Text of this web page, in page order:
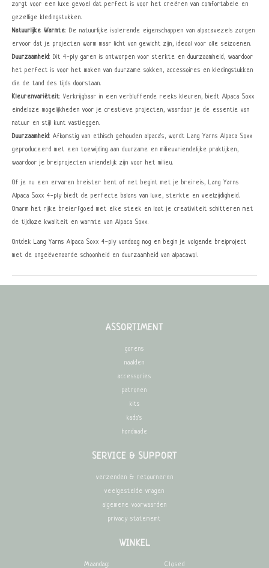
zorgt voor een luxe gevoel dat perfect is voor het creëren van comfortabele en
gezellige kledingstukken.
Natuurlijke Warmte: De natuurlijke isolerende eigenschappen van alpacavezels zorgen
ervoor dat je projecten warm maar licht van gewicht zijn, ideaal voor alle seizoenen.
Duurzaamheid: Dit 4-ply garen is ontworpen voor sterkte en duurzaamheid, waardoor
het perfect is voor het maken van duurzame sokken, accessoires en kledingstukken
die de tand des tijds doorstaan.
Kleurenvariëteit: Verkrijgbaar in een verbluffende reeks kleuren, biedt Alpaca Soxx
eindeloze mogelijkheden voor je creatieve projecten, waardoor je de essentie van
natuur en stijl kunt vastleggen.
Duurzaamheid: Afkomstig van ethisch gehouden alpaca's, wordt Lang Yarns Alpaca Soxx
geproduceerd met een toewijding aan duurzame en milieuvriendelijke praktijken,
waardoor je breiprojecten vriendelijk zijn voor het milieu.
Of je nu een ervaren breister bent of net begint met je breireis, Lang Yarns
Alpaca Soxx 4-ply biedt de perfecte balans van luxe, sterkte en veelzijdigheid.
Omarm het rijke breierfgoed met elke steek en laat je creativiteit schitteren met
de tijdloze kwaliteit en warmte van Alpaca Soxx.
Ontdek Lang Yarns Alpaca Soxx 4-ply vandaag nog en begin je volgende breiproject
met de ongeëvenaarde schoonheid en duurzaamheid van alpacawol.
ASSORTIMENT
garens
naalden
accessories
patronen
kits
kado's
handmade
SERVICE & SUPPORT
verzenden & retourneren
veelgestelde vragen
algemene voorwaarden
privacy statememt
WINKEL
Maandag: Closed